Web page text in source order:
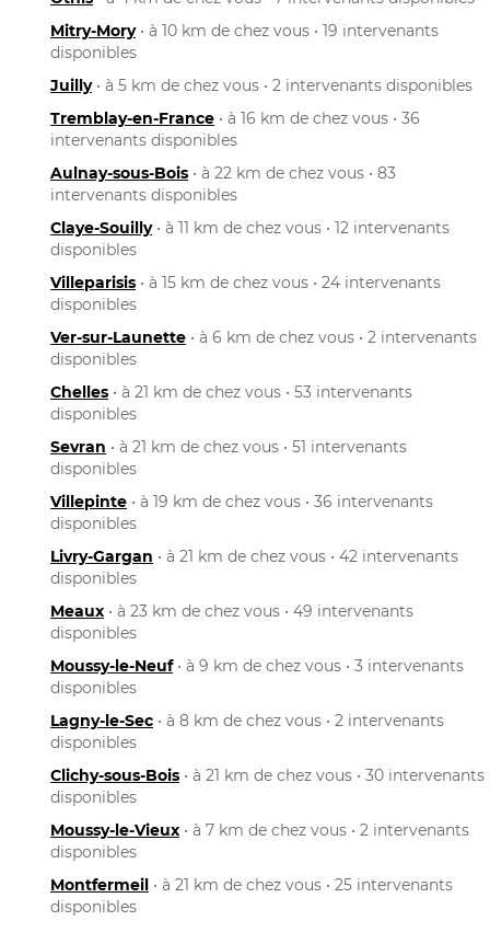
Mitry-Mory• à 10 km de chez vous • 19 intervenants
disponibles
Juilly• à 5 km de chez vous • 2 intervenants disponibles
Tremblay-en-France • à 16 km de chez vous • 36
intervenants disponibles
Aulnay-sous-Bois • à 22 km de chez vous • 83
intervenants disponibles
Claye-Souilly• à 11 km de chez vous • 12 intervenants
disponibles
Villeparisis • à 15 km de chez vous • 24 intervenants
disponibles
Ver-sur-Launette • à 6 km de chez vous • 2 intervenants
disponibles
Chelles • à 21 km de chez vous • 53 intervenants
disponibles
Sevran • à 21 km de chez vous • 51 intervenants
disponibles
Villepinte • à 19 km de chez vous • 36 intervenants
disponibles
Livry-Gargan • à 21 km de chez vous • 42 intervenants
disponibles
Meaux • à 23 km de chez vous • 49 intervenants
disponibles
Moussy-le-Neuf• à 9 km de chez vous • 3 intervenants
disponibles
Lagny-le-Sec • à 8 km de chez vous • 2 intervenants
disponibles
Clichy-sous-Bois • à 21 km de chez vous • 30 intervenants
disponibles
Moussy-le-Vieux • à 7 km de chez vous • 2 intervenants
disponibles
Montfermeil • à 21 km de chez vous • 25 intervenants
disponibles